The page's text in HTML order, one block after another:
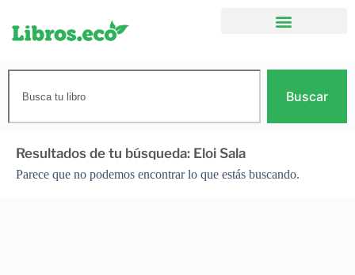
Buscar
Resultados de tu búsqueda: Eloi Sala
Parece que no podemos encontrar lo que estás buscando.